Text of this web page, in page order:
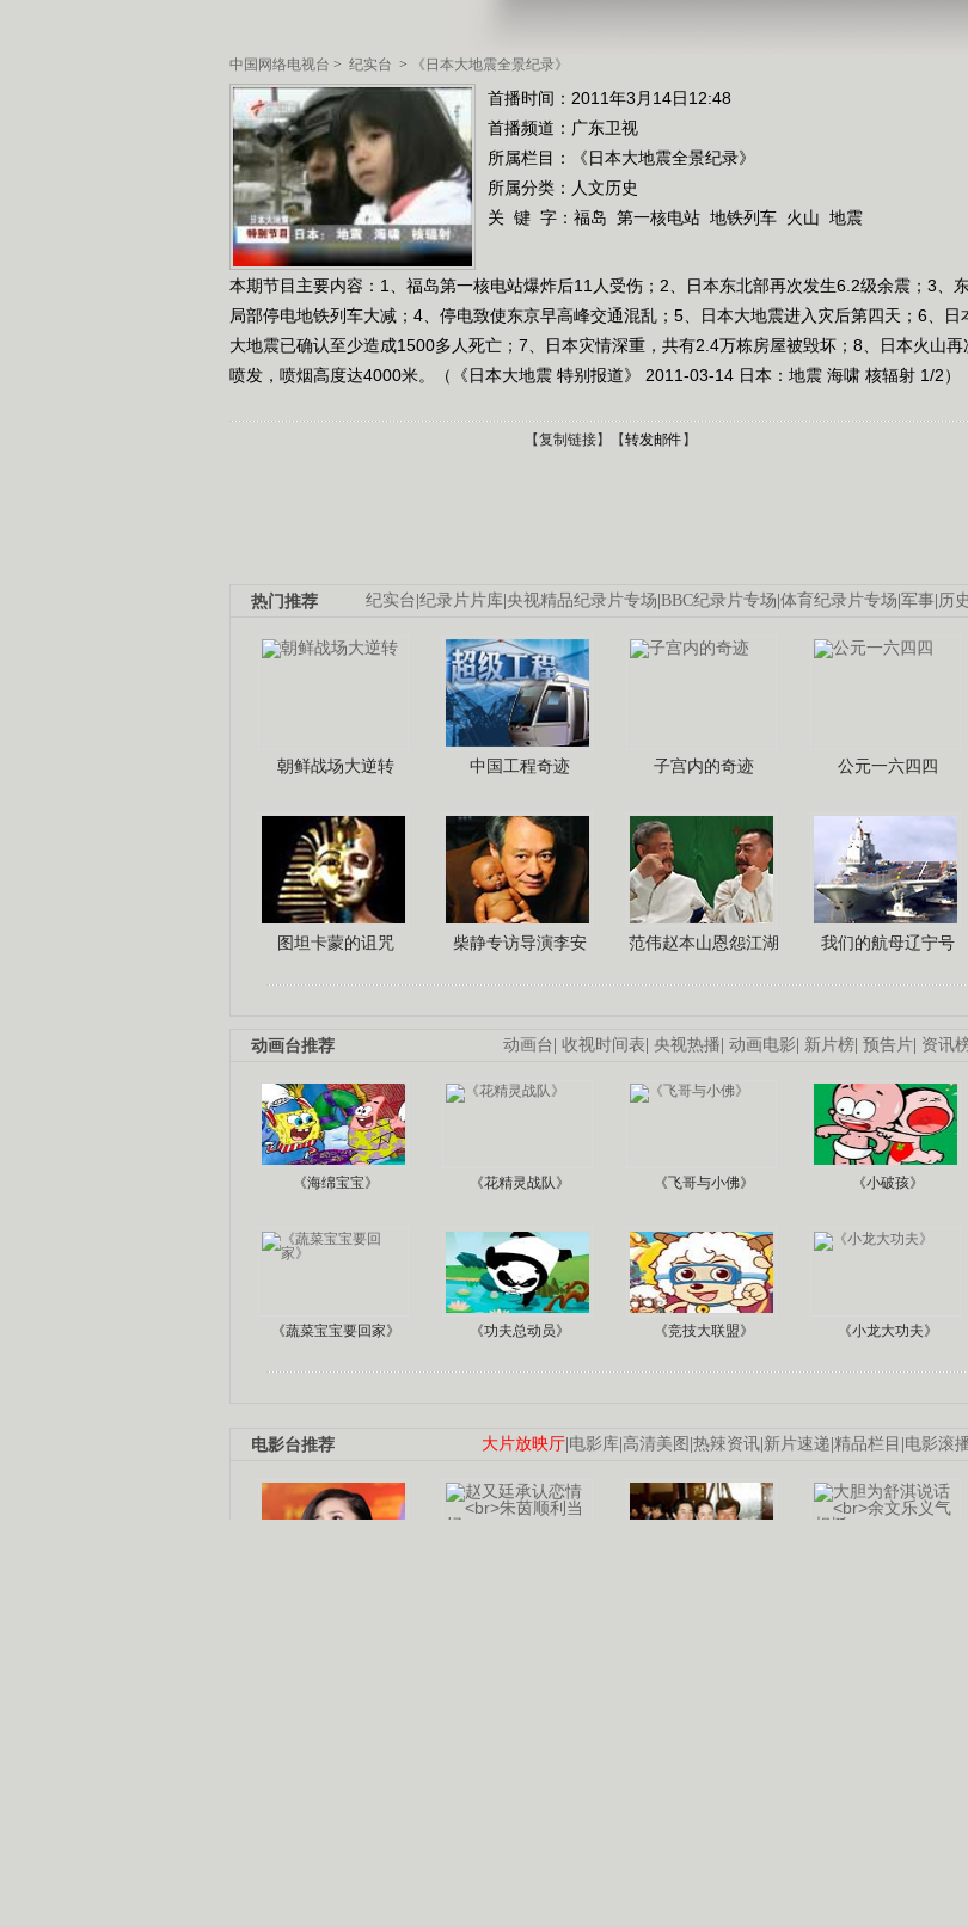
中国网络电视台 > 纪实台 > 《日本大地震全景纪录》
首播时间：2011年3月14日12:48
首播频道： 广东卫视
所属栏目：
《日本大地震全景纪录》
所属分类：人文历史
关 键 字： 福岛 第一核电站 地铁列车 火山 地震
本期节目主要内容：1、福岛第一核电站爆炸后11人受伤；2、日本东北部再次发生6.2级余震；3、
局部停电地铁列车大减；4、停电致使东京早高峰交通混乱；5、日本大地震进入灾后第四天；6、日
大地震已确认至少造成1500多人死亡；7、日本灾情深重，共有2.4万栋房屋被毁坏；8、日本火山再
喷发，喷烟高度达4000米。（《日本大地震 特别报道》 2011-03-14 日本：地震 海啸 核辐射 1/2）
【复制链接】【转发邮件 】
纪实台 纪录片片库 央视精品纪录片专场 BBC纪录片专场 体育纪录片专场 军事 历史
热门推荐
朝鲜战场大逆转 中国工程奇迹 子宫内的奇迹 公元一六四四
图坦卡蒙的诅咒 柴静专访导演李安 范伟赵本山恩怨江湖 我们的航母辽宁号
动画台 收视时间表 央视热播 动画电影 新片榜 预告片 资讯
动画台推荐
《海绵宝宝》 《花精灵战队》 《飞哥与小佛》 《小破孩》
《蔬菜宝宝要回家》 《功夫总动员》 《竞技大联盟》 《小龙大功夫》
大片放映厅 电影库 高清美图 热辣资讯 新片速递 精品栏目 电影滚
电影台推荐